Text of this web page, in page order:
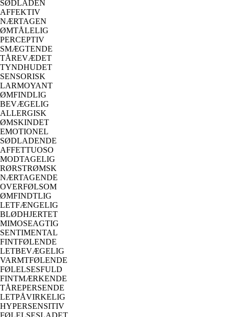
SØDLADEN
AFFEKTIV
NÆRTAGEN
ØMTÅLELIG
PERCEPTIV
SMÆGTENDE
TÅREVÆDET
TYNDHUDET
SENSORISK
LARMOYANT
ØMFINDLIG
BEVÆGELIG
ALLERGISK
ØMSKINDET
EMOTIONEL
SØDLADENDE
AFFETTUOSO
MODTAGELIG
RØRSTRØMSK
NÆRTAGENDE
OVERFØLSOM
ØMFINDTLIG
LETFÆNGELIG
BLØDHJERTET
MIMOSEAGTIG
SENTIMENTAL
FINTFØLENDE
LETBEVÆGELIG
VARMTFØLENDE
FØLELSESFULD
FINTMÆRKENDE
TÅREPERSENDE
LETPÅVIRKELIG
HYPERSENSITIV
FØLELSESLADET